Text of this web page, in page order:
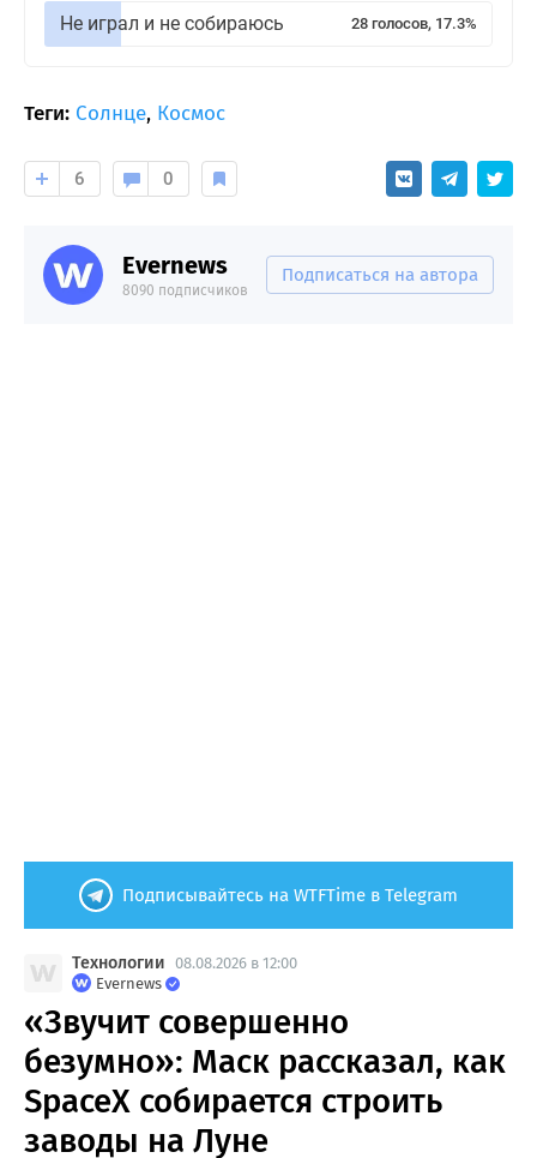
Не играл и не собираюсь 28 голосов, 17.3%
Теги: Солнце, Космос
6 0
Evernews
8090 подписчиков
Подписаться на автора
Подписывайтесь на WTFTime в Telegram
Технологии 08.08.2026 в 12:00
Evernews
«Звучит совершенно
безумно»: Маск рассказал, как
SpaceX собирается строить
заводы на Луне